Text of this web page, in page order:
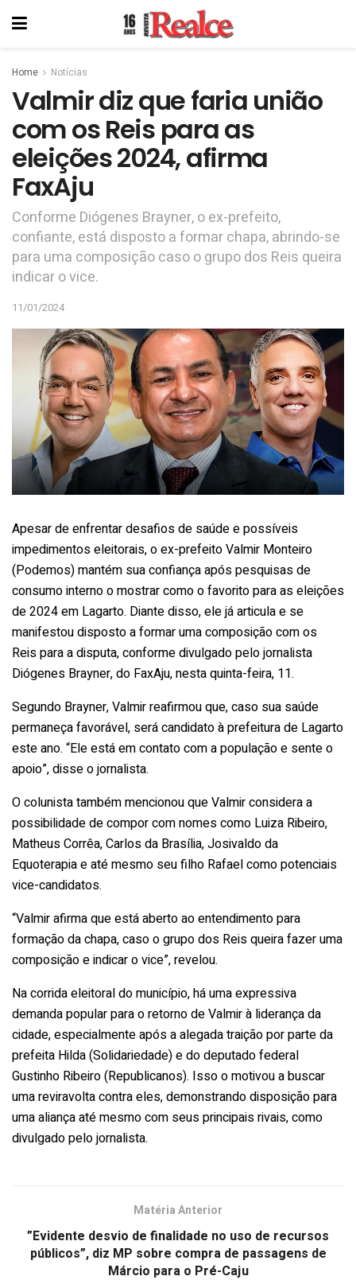
Home Notícias
Valmir diz que faria união
com os Reis para as
eleições 2024, afirma
FaxAju
Conforme Diógenes Brayner, o ex-prefeito,
confiante, está disposto a formar chapa, abrindo-se
para uma composição caso o grupo dos Reis queira
indicar o vice.
11/01/2024
Apesar de enfrentar desafios de saúde e possíveis
impedimentos eleitorais, o ex-prefeito Valmir Monteiro
(Podemos) mantém sua confiança após pesquisas de
consumo interno o mostrar como o favorito para as eleições
de 2024 em Lagarto. Diante disso, ele já articula e se
manifestou disposto a formar uma composição com os
Reis para a disputa, conforme divulgado pelo jornalista
Diógenes Brayner, do FaxAju, nesta quinta-feira, 11.
Segundo Brayner, Valmir reafirmou que, caso sua saúde
permaneça favorável, será candidato à prefeitura de Lagarto
este ano. “Ele está em contato com a população e sente o
apoio”, disse o jornalista.
O colunista também mencionou que Valmir considera a
possibilidade de compor com nomes como Luiza Ribeiro,
Matheus Corrêa, Carlos da Brasília, Josivaldo da
Equoterapia e até mesmo seu filho Rafael como potenciais
vice-candidatos.
“Valmir afirma que está aberto ao entendimento para
formação da chapa, caso o grupo dos Reis queira fazer uma
composição e indicar o vice”, revelou.
Na corrida eleitoral do município, há uma expressiva
demanda popular para o retorno de Valmir à liderança da
cidade, especialmente após a alegada traição por parte da
prefeita Hilda (Solidariedade) e do deputado federal
Gustinho Ribeiro (Republicanos). Isso o motivou a buscar
uma reviravolta contra eles, demonstrando disposição para
uma aliança até mesmo com seus principais rivais, como
divulgado pelo jornalista.
Matéria Anterior
”Evidente desvio de finalidade no uso de recursos
públicos”, diz MP sobre compra de passagens de
Márcio para o Pré-Caju